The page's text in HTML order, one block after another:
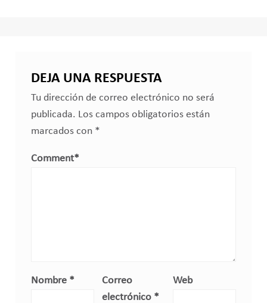
DEJA UNA RESPUESTA
Tu dirección de correo electrónico no será
publicada. Los campos obligatorios están
marcados con *
Comment*
Nombre *
Correo
electrónico *
Web